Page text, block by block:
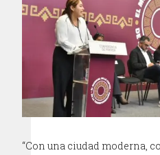
“Con una ciudad moderna,